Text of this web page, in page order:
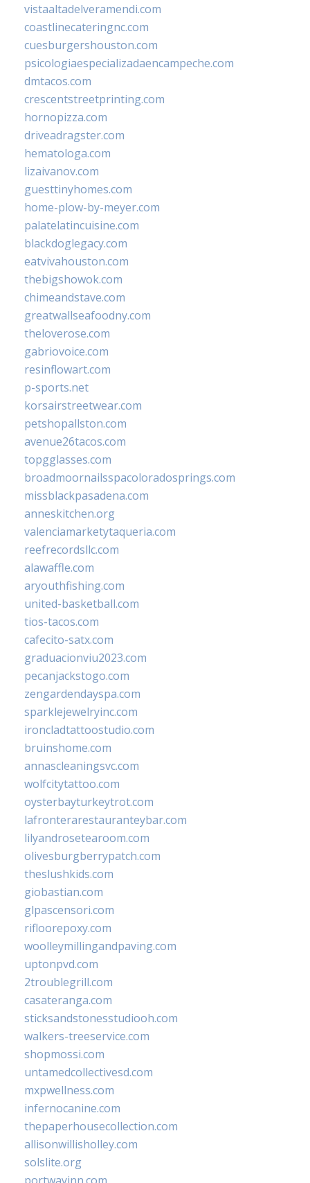
vistaaltadelveramendi.com
coastlinecateringnc.com
cuesburgershouston.com
psicologiaespecializadaencampeche.com
dmtacos.com
crescentstreetprinting.com
hornopizza.com
driveadragster.com
hematologa.com
lizaivanov.com
guesttinyhomes.com
home-plow-by-meyer.com
palatelatincuisine.com
blackdoglegacy.com
eatvivahouston.com
thebigshowok.com
chimeandstave.com
greatwallseafoodny.com
theloverose.com
gabriovoice.com
resinflowart.com
p-sports.net
korsairstreetwear.com
petshopallston.com
avenue26tacos.com
topgglasses.com
broadmoornailsspacoloradosprings.com
missblackpasadena.com
anneskitchen.org
valenciamarketytaqueria.com
reefrecordsllc.com
alawaffle.com
aryouthfishing.com
united-basketball.com
tios-tacos.com
cafecito-satx.com
graduacionviu2023.com
pecanjackstogo.com
zengardendayspa.com
sparklejewelryinc.com
ironcladtattoostudio.com
bruinshome.com
annascleaningsvc.com
wolfcitytattoo.com
oysterbayturkeytrot.com
lafronterarestauranteybar.com
lilyandrosetearoom.com
olivesburgberrypatch.com
theslushkids.com
giobastian.com
glpascensori.com
rifloorepoxy.com
woolleymillingandpaving.com
uptonpvd.com
2troublegrill.com
casateranga.com
sticksandstonesstudiooh.com
walkers-treeservice.com
shopmossi.com
untamedcollectivesd.com
mxpwellness.com
infernocanine.com
thepaperhousecollection.com
allisonwillisholley.com
solslite.org